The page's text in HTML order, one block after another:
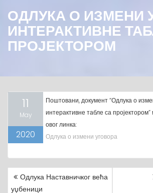
ОДЛУКА О ИЗМЕНИ
ИНТЕРАКТИВНЕ
ПРОЈЕКТОРОМ
11
May
2020
Поштовани, документ “Одлука о
интерактивне табле са
овог линка:
Одлука о измени уговора
Одлука Наставничког већа
уџбеници